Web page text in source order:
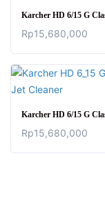
Karcher HD 6/15 G
Rp15,680,000
Karcher HD 6/15 G
Rp15,680,000